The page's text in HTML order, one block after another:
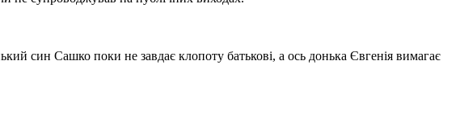
син Сашко поки не завдає клопоту батькові, а ось донька Євгенія вимагає